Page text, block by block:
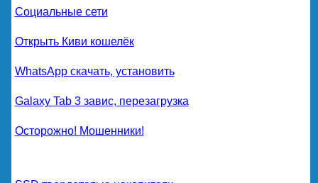
Социальные сети
Открыть Киви кошелёк
WhatsApp скачать, установить
Galaxy Tab 3 завис, перезагрузка
Осторожно! Мошенники!